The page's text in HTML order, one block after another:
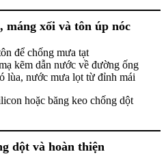
xối và tôn úp nóc
để chống mưa tạt
kẽm dẫn nước về đường ống
lùa, nước mưa lọt từ đỉnh mái
hoặc băng keo chống dột
dột và hoàn thiện